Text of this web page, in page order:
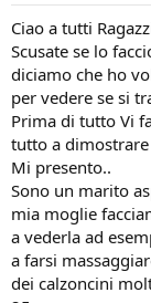
a
t
e
r
e
Ciao a tutti
Scusate se lo
diciamo che ho
per vedere se si
Prima di tutto Vi
tutto a dimostrare
Mi presento..
Sono un marito
mia moglie
a vederla ad
a farsi
dei calzoncini